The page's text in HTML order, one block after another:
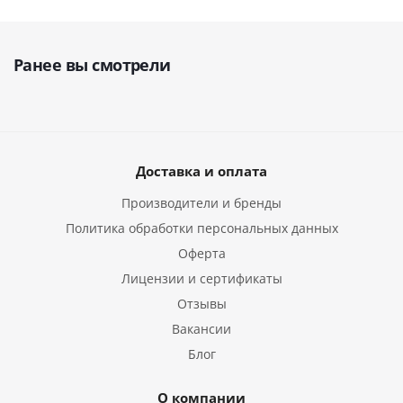
Ранее вы смотрели
Доставка и оплата
Производители и бренды
Политика обработки персональных данных
Оферта
Лицензии и сертификаты
Отзывы
Вакансии
Блог
О компании